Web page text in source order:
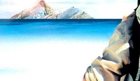
Vendre